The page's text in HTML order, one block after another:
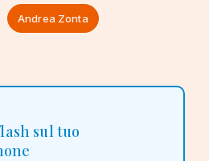
Andrea Zonta
sul tuo